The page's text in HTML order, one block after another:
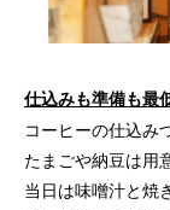
仕込みも準備も最
コーヒーの仕込み
たまごや納豆は用
当日は味噌汁と焼